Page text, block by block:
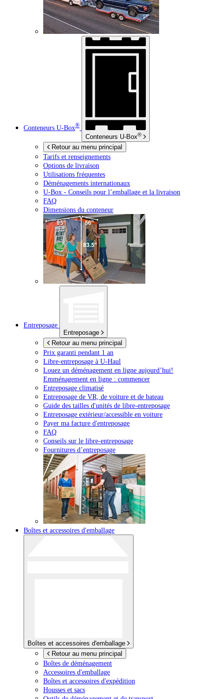
Conteneurs U-Box®
Conteneurs U-Box®
Retour au menu principal
Tarifs et renseignements
Options de livraison
Utilisations fréquentes
Déménagements internationaux
U-Box - Conseils pour l’emballage et la livraison
FAQ
Dimensions du conteneur
Entreposage
Entreposage
Retour au menu principal
Prix garanti pendant 1 an
Libre-entreposage à U-Haul
Louez un déménagement en ligne aujourd’hui!
Emménagement en ligne : commencer
Entreposage climatisé
Entreposage de VR, de voiture et de bateau
Guide des tailles d'unités de libre-entreposage
Entreposage extérieur/accessible en voiture
Payer ma facture d'entreposage
FAQ
Conseils sur le libre-entreposage
Fournitures d’entreposage
Boîtes et accessoires d'emballage
Boîtes et accessoires d'emballage
Retour au menu principal
Boîtes de déménagement
Accessoires d'emballage
Boîtes et accessoires d'expédition
Housses et sacs